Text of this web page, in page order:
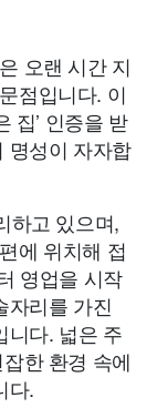
오랜 시간 지
점입니다. 이
집’ 인증을 받
명성이 자자합
하고 있으며,
에 위치해 접
영업을 시작
자리를 가진
니다. 넓은 주
한 환경 속에
다.